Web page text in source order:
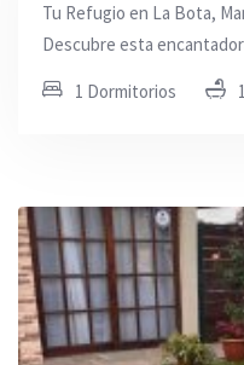
Tu Refugio en La Bota,
Descubre esta
1 Dormitorios